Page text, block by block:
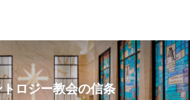
メ
ニ
ュ
ー
ロジー教会の信条